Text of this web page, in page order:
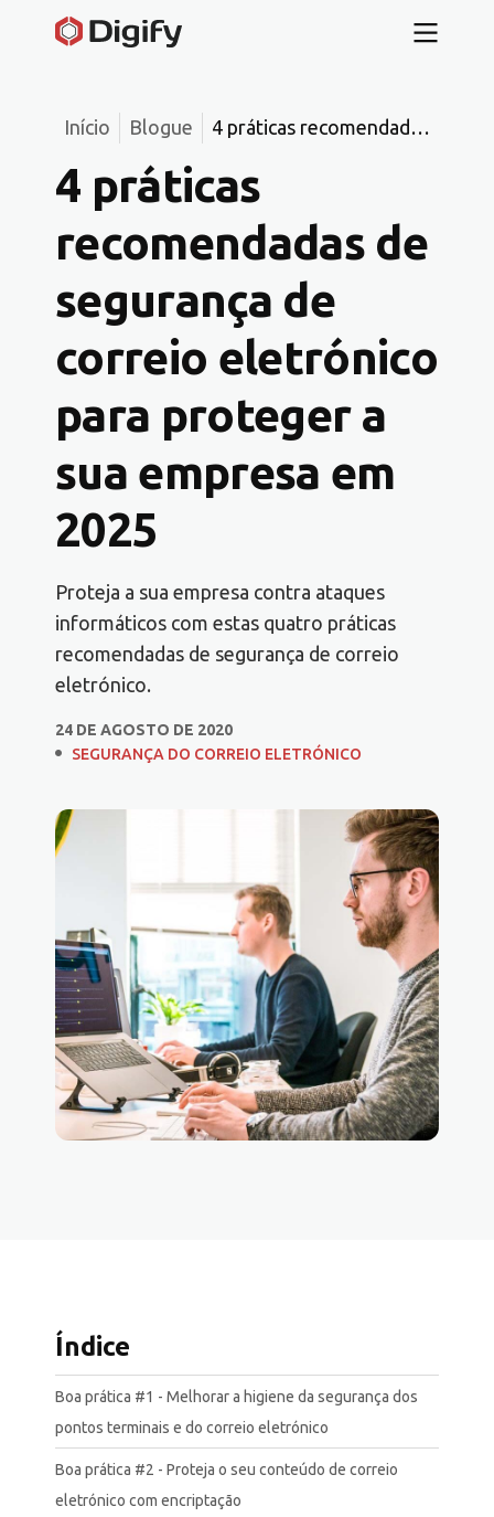
Início Blogue
4 práticas recomendadas
eletrónico para proteger
a sua empresa em 2025
4 práticas
recomendadas de
segurança de
correio eletrónico
para proteger a
sua empresa em
2025
Proteja a sua empresa contra ataques
informáticos com estas quatro práticas
recomendadas de segurança de correio
eletrónico.
24 DE AGOSTO DE 2020
SEGURANÇA DO CORREIO ELETRÓNICO
Índice
Boa prática #1 - Melhorar a higiene da segurança dos
pontos terminais e do correio eletrónico
Boa prática #2 - Proteja o seu conteúdo de correio
eletrónico com encriptação